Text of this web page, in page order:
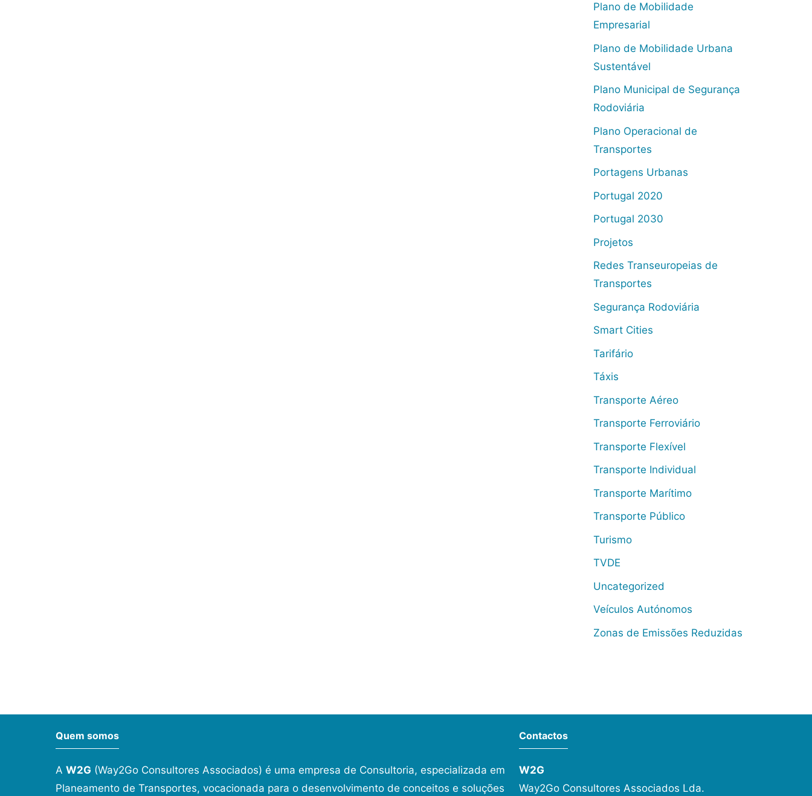
Plano de Mobilidade
Empresarial
Plano de Mobilidade Urbana
Sustentável
Plano Municipal de Segurança
Rodoviária
Plano Operacional de
Transportes
Portagens Urbanas
Portugal 2020
Portugal 2030
Projetos
Redes Transeuropeias de
Transportes
Segurança Rodoviária
Smart Cities
Tarifário
Táxis
Transporte Aéreo
Transporte Ferroviário
Transporte Flexível
Transporte Individual
Transporte Marítimo
Transporte Público
Turismo
TVDE
Uncategorized
Veículos Autónomos
Zonas de Emissões Reduzidas
Quem somos
A W2G (Way2Go Consultores Associados) é uma empresa de Consultoria, especializada em
Planeamento de Transportes, vocacionada para o desenvolvimento de conceitos e soluções
Contactos
W2G
Way2Go Consultores Associados Lda.